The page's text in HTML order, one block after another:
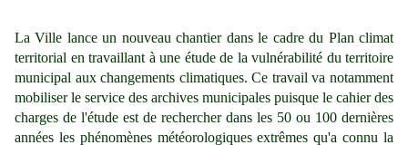
La Ville lance un nouveau chantier dans le cadre du Plan climat
territorial en travaillant à une étude de la vulnérabilité du territoire
municipal aux changements climatiques. Ce travail va notamment
mobiliser le service des archives municipales puisque le cahier des
charges de l'étude est de rechercher dans les 50 ou 100 dernières
années les phénomènes météorologiques extrêmes qu'a connu la